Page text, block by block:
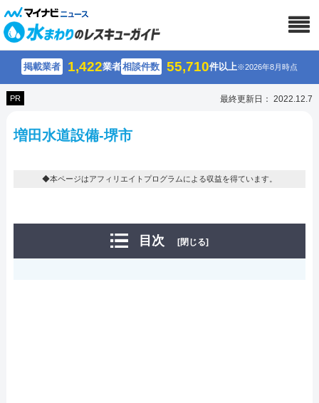
掲載業者 1,422業者相談件数 55,710件以上※2026年8月時点
PR 最終更新日： 2022.12.7
増田水道設備-堺市
◆本ページはアフィリエイトプログラムによる収益を得ています。
目次 [閉じる]